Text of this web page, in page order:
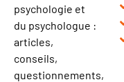
psychologie et
du psychologue :
articles,
conseils,
questionnements,